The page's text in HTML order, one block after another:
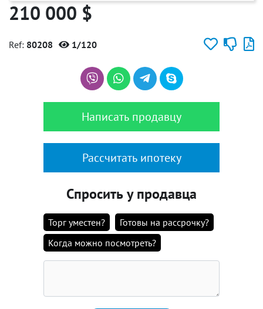
210 000 $
Ref: 80208 1/120
Написать продавцу
Рассчитать ипотеку
Спросить у продавца
Торг уместен?
Готовы на рассрочку?
Когда можно посмотреть?